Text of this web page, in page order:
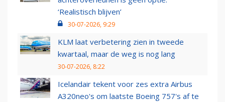
‘Realistisch blijven’
30-07-2026, 9:29
KLM laat verbetering zien in tweede
kwartaal, maar de weg is nog lang
30-07-2026, 8:22
Icelandair tekent voor zes extra Airbus
A320neo's om laatste Boeing 757's af te